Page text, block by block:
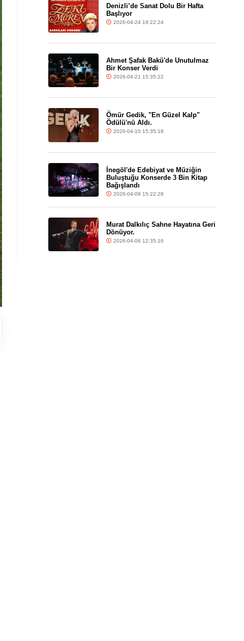
Denizli’de Sanat Dolu Bir Hafta
Başlıyor
2026-04-24 19:22:24
Ahmet Şafak Bakü'de Unutulmaz
Bir Konser Verdi
2026-04-21 15:35:22
Ömür Gedik, "En Güzel Kalp"
Ödülü'nü Aldı.
2026-04-10 15:35:18
İnegöl'de Edebiyat ve Müziğin
Buluştuğu Konserde 3 Bin Kitap
Bağışlandı
2026-04-09 15:22:28
Murat Dalkılıç Sahne Hayatına Geri
Dönüyor.
2026-04-06 12:35:16